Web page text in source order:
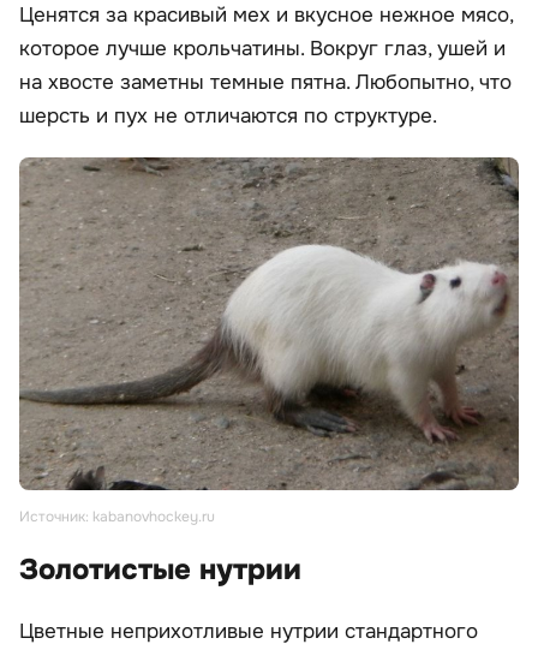
Ценятся за красивый мех и вкусное нежное мясо,
которое лучше крольчатины. Вокруг глаз, ушей и
на хвосте заметны темные пятна. Любопытно, что
шерсть и пух не отличаются по структуре.
Источник: kabanovhockey.ru
Золотистые нутрии
Цветные неприхотливые нутрии стандартного